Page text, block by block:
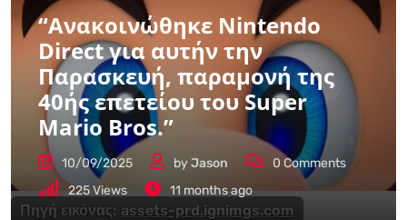
Πηγή εικόνας: assets-prd.ignimgs.com
“Ανακοινώθηκε Nintendo
Direct για αυτήν την
Παρασκευή, παραμονή της
40ής επετείου του Super
Mario Bros.”
10/09/2025 byJason 0 Comments
225Views 11 months ago